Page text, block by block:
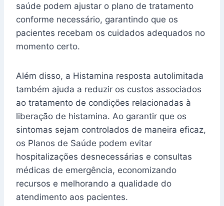
saúde podem ajustar o plano de tratamento
conforme necessário, garantindo que os
pacientes recebam os cuidados adequados no
momento certo.
Além disso, a Histamina resposta autolimitada
também ajuda a reduzir os custos associados
ao tratamento de condições relacionadas à
liberação de histamina. Ao garantir que os
sintomas sejam controlados de maneira eficaz,
os Planos de Saúde podem evitar
hospitalizações desnecessárias e consultas
médicas de emergência, economizando
recursos e melhorando a qualidade do
atendimento aos pacientes.